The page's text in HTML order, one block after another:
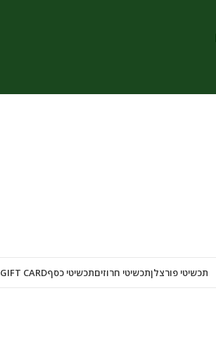
תכשיטי פורצלןתכשיטי חרוזיםתכשיטי כסףGIFT CARD